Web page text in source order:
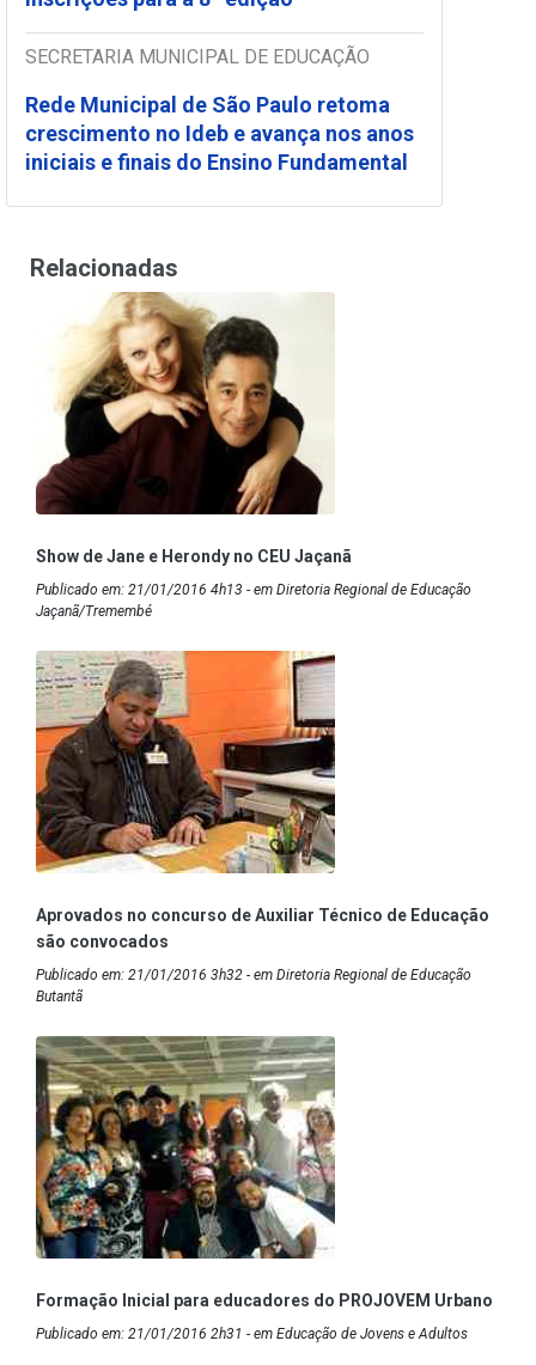
SECRETARIA MUNICIPAL DE EDUCAÇÃO
Rede Municipal de São Paulo retoma
crescimento no Ideb e avança nos anos
iniciais e finais do Ensino Fundamental
Relacionadas
Show de Jane e Herondy no CEU Jaçanã
Publicado em: 21/01/2016 4h13 - em Diretoria Regional de Educação
Jaçanã/Tremembé
Aprovados no concurso de Auxiliar Técnico de Educação
são convocados
Publicado em: 21/01/2016 3h32 - em Diretoria Regional de Educação
Butantã
Formação Inicial para educadores do PROJOVEM Urbano
Publicado em: 21/01/2016 2h31 - em Educação de Jovens e Adultos